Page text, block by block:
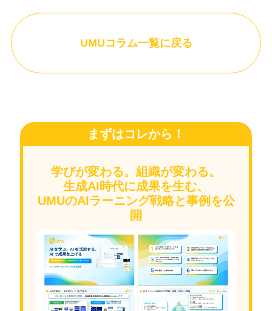
UMUコラム一覧に戻る
まずはコレから！
学びが変わる。組織が変わる。
生成AI時代に成果を生む、
UMUのAIラーニング戦略と事例を公
開